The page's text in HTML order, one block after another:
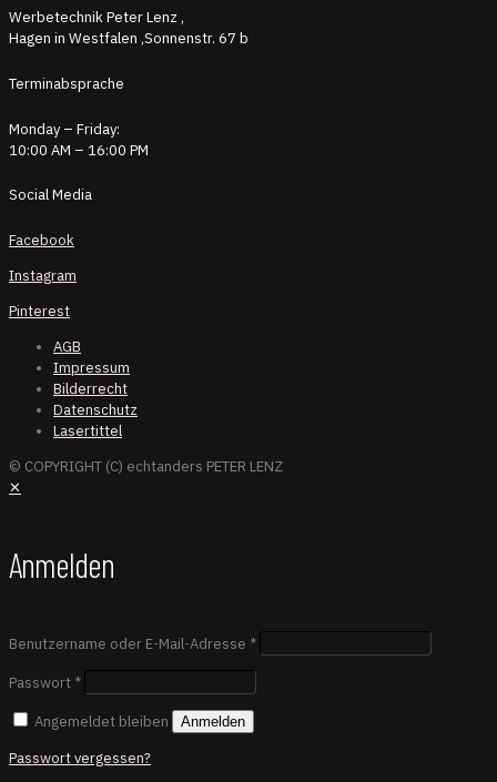
Werbetechnik Peter Lenz ,
Hagen in Westfalen ,Sonnenstr. 67 b
Terminabsprache
Monday – Friday:
10:00 AM – 16:00 PM
Social Media
Facebook
Instagram
Pinterest
AGB
Impressum
Bilderrecht
Datenschutz
Lasertittel
© COPYRIGHT (C) echtanders PETER LENZ
✕
Anmelden
Benutzername oder E-Mail-Adresse *
Passwort *
Angemeldet bleiben Anmelden
Passwort vergessen?